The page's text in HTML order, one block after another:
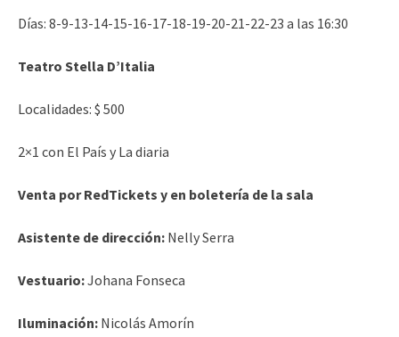
Días: 8-9-13-14-15-16-17-18-19-20-21-22-23 a las 16:30
Teatro Stella D’Italia
Localidades: $ 500
2×1 con El País y La diaria
Venta por RedTickets y en boletería de la sala
Asistente de dirección: Nelly Serra
Vestuario:Johana Fonseca
Iluminación: Nicolás Amorín